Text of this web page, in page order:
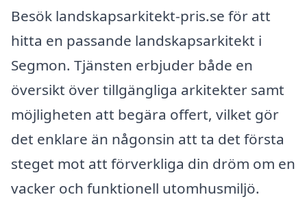
Besök landskapsarkitekt-pris.se för att
hitta en passande landskapsarkitekt i
Segmon. Tjänsten erbjuder både en
översikt över tillgängliga arkitekter samt
möjligheten att begära offert, vilket gör
det enklare än någonsin att ta det första
steget mot att förverkliga din dröm om en
vacker och funktionell utomhusmiljö.